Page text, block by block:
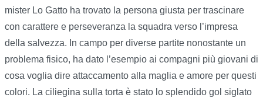
mister Lo Gatto ha trovato la persona giusta per trascinare
con carattere e perseveranza la squadra verso l’impresa
della salvezza. In campo per diverse partite nonostante un
problema fisico, ha dato l’esempio ai compagni più giovani di
cosa voglia dire attaccamento alla maglia e amore per questi
colori. La ciliegina sulla torta è stato lo splendido gol siglato